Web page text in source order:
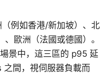
例如香港/新加坡）、北
歐洲（法國或德國）。
景中，這三區的 p95 延
間，視伺服器負載而